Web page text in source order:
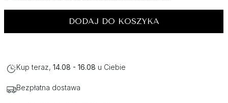
DODAJ DO KOSZYKA
Kup teraz, 14.08 - 16.08 u Ciebie
Bezpłatna dostawa